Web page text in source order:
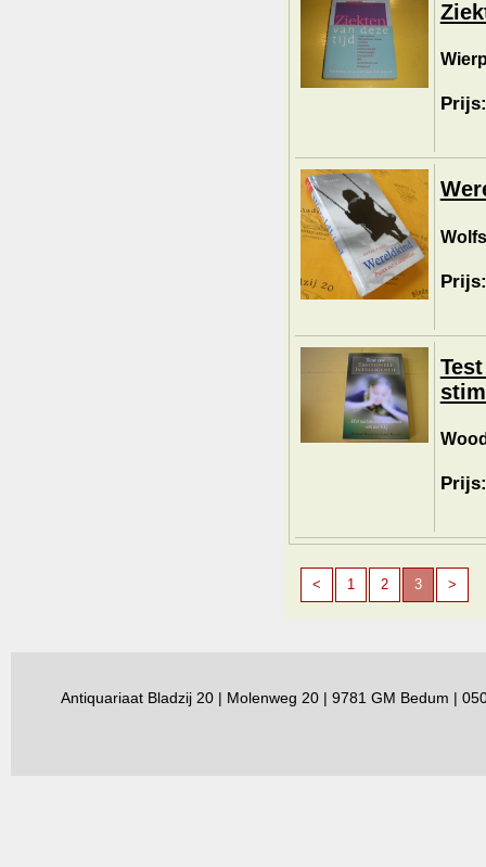
< 1 2 3 >
Antiquariaat Bladzij 20 | Molenweg 20 | 9781 GM Bedum |